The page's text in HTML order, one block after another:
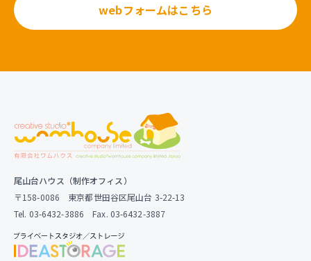
webフォームはこちら
尾山台ハウス（制作オフィス）
〒158-0086 東京都世田谷区尾山台 3-22-13
Tel. 03-6432-3886 Fax. 03-6432-3887